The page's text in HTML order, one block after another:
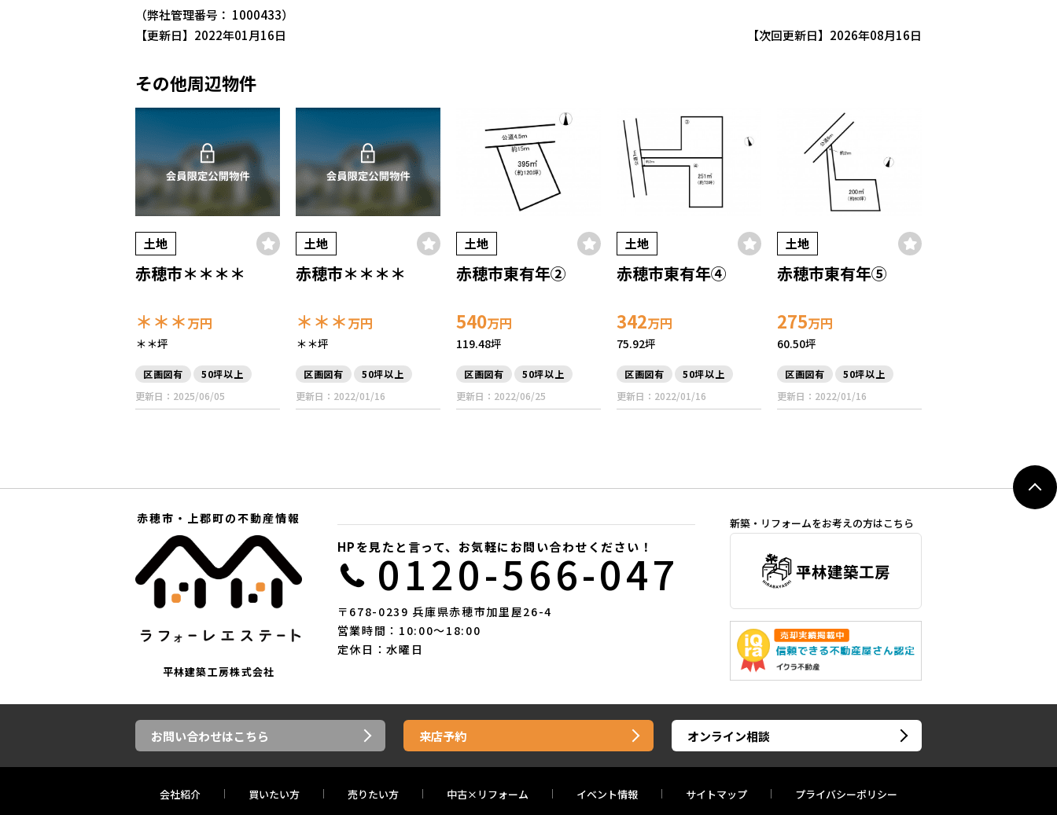
（弊社管理番号： 1000433）
【更新日】2022年01月16日
【次回更新日】2026年08月16日
その他周辺物件
土地
赤穂市＊＊＊＊
＊＊＊万円
＊＊坪
区画図有
50坪以上
更新日：2025/06/05
土地
赤穂市＊＊＊＊
＊＊＊万円
＊＊坪
区画図有
50坪以上
更新日：2022/01/16
土地
赤穂市東有年②
540万円
119.48坪
区画図有
50坪以上
更新日：2022/06/25
土地
赤穂市東有年④
342万円
75.92坪
区画図有
50坪以上
更新日：2022/01/16
土地
赤穂市東有年⑤
275万円
60.50坪
区画図有
50坪以上
更新日：2022/01/16
赤穂市・上郡町の不動産情報
平林建築工房株式会社
HPを見たと言って、お気軽にお問い合わせください！
0120-566-047
〒678-0239 兵庫県赤穂市加里屋26-4
営業時間：10:00〜18:00
定休日：水曜日
新築・リフォームをお考えの方はこちら
お問い合わせはこちら 来店予約 オンライン相談
会社紹介 買いたい方 売りたい方 中古×リフォーム イベント情報 サイトマップ プライバシーポリシー